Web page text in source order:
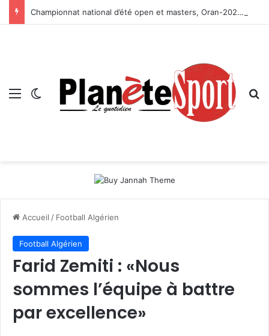
Championnat national d’été open et masters, Oran-2026 — Le CRB s’adjuge le titre
Menu Switch skin
Accueil / Football Algérien
Football Algérien
Farid Zemiti : «Nous
sommes l’équipe à battre
par excellence»